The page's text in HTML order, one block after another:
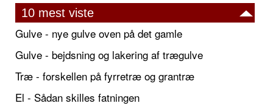
10 mest viste
Gulve - nye gulve oven på det gamle
Gulve - bejdsning og lakering af trægulve
Træ - forskellen på fyrretræ og grantræ
El - Sådan skilles fatningen